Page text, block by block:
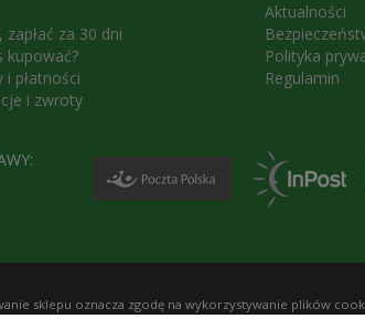
zapłać za 30 dni
kupować?
i płatności
i zwroty
Aktualności
Polityka
Regulamin
sklepu oznacza zgodę na wykorzystywanie plików